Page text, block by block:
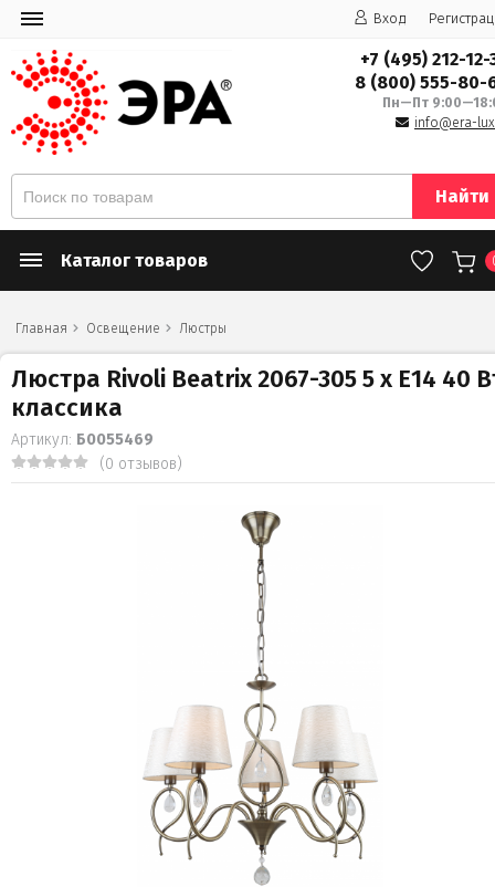
Вход
+7 (495) 212-12-
8 (800) 555-80-
Пн—Пт
info@era-
Найти
Каталог товаров
Главная Освещение Люстры
Люстра Rivoli Beatrix 2067-305 5 х Е14 40
классика
Артикул: Б0055469
(0 отзывов)